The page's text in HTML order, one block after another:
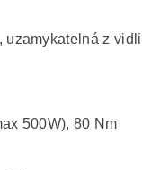
uzamykatelná z
500W), 80 Nm